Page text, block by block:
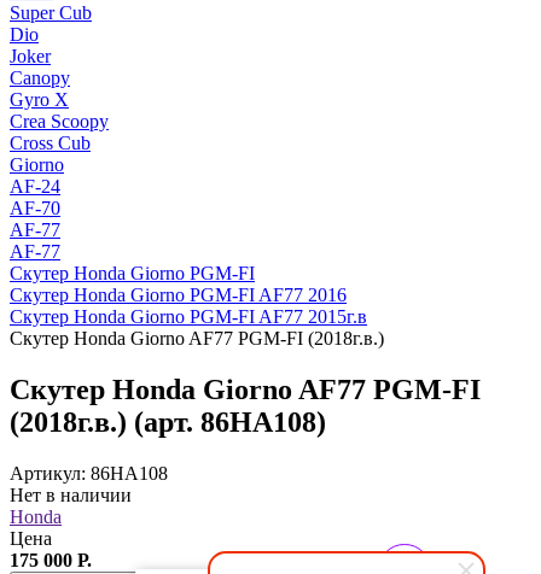
Super Cub
Dio
Joker
Canopy
Gyro X
Crea Scoopy
Cross Cub
Giorno
AF-24
AF-70
AF-77
AF-77
Скутер Honda Giorno PGM-FI
Скутер Honda Giorno PGM-FI AF77 2016
Скутер Honda Giorno PGM-FI AF77 2015г.в
Скутер Honda Giorno AF77 PGM-FI (2018г.в.)
Скутер Honda Giorno AF77 PGM-FI
(2018г.в.) (арт. 86HA108)
Артикул: 86HA108
Нет в наличии
Honda
Цена
175 000 Р.